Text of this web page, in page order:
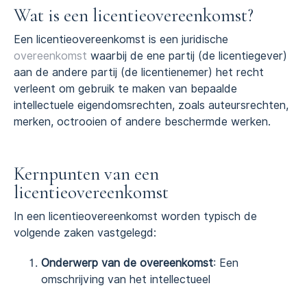
Wat is een licentieovereenkomst?
Een licentieovereenkomst is een juridische
overeenkomst waarbij de ene partij (de licentiegever)
aan de andere partij (de licentienemer) het recht
verleent om gebruik te maken van bepaalde
intellectuele eigendomsrechten, zoals auteursrechten,
merken, octrooien of andere beschermde werken.
Kernpunten van een
licentieovereenkomst
In een licentieovereenkomst worden typisch de
volgende zaken vastgelegd:
Onderwerp van de overeenkomst: Een
omschrijving van het intellectueel